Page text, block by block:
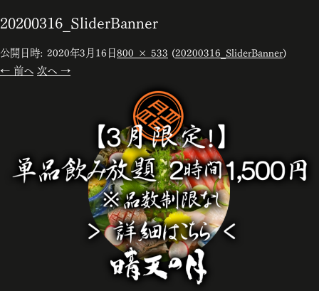
20200316_SliderBanner
公開日時: 2020年3月16日800 × 533 (20200316_SliderBanner)
← 前へ 次へ →